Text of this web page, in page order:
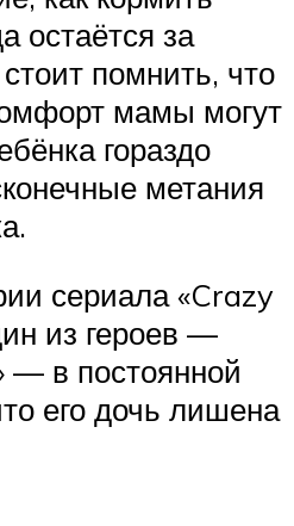
остаётся за
помнить, что
мамы могут
гораздо
метания
сериала «Crazy
из героев —
— в постоянной
его дочь лишена